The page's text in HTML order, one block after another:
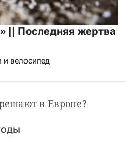
|| Последняя жертва
и велосипед
в Европе?